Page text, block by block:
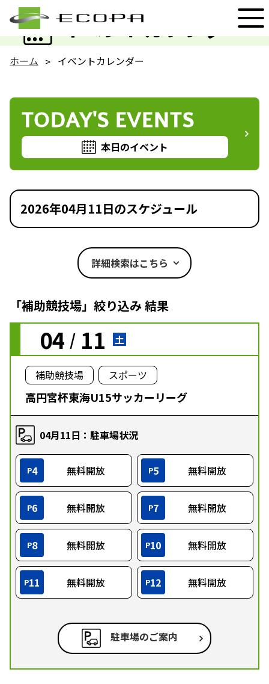
イベントカレンダー
EVENT
ホーム イベントカレンダー
TODAY'S EVENTS
本日のイベント
2026年04月11日のスケジュール
詳細検索はこちら
「補助競技場」絞り込み 結果
04 / 11 土
補助競技場 スポーツ
高円宮杯東海U15サッカーリーグ
04月11日：駐車場状況
P4 無料開放 P5 無料開放
P6 無料開放 P7 無料開放
P8 無料開放 P10 無料開放
P11 無料開放 P12 無料開放
駐車場のご案内